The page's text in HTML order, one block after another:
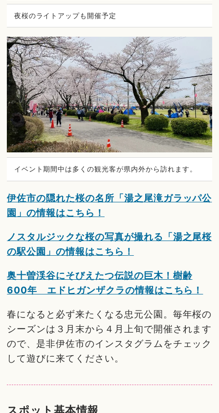
夜桜のライトアップも開催予定
イベント期間中は多くの観光客が県内外から訪れます。
伊佐市の隠れた桜の名所「湯之尾滝ガラッパ公
園」の情報はこちら！
ノスタルジックな桜の写真が撮れる「湯之尾桜
の駅公園」の情報はこちら！
奥十曽渓谷にそびえたつ伝説の巨木！樹齢
600年 エドヒガンザクラの情報はこちら！
春になると必ず来たくなる忠元公園。毎年桜の
シーズンは３月末から４月上旬で開催されます
ので、是非伊佐市のインスタグラムをチェック
して遊びに来てください。
スポット基本情報